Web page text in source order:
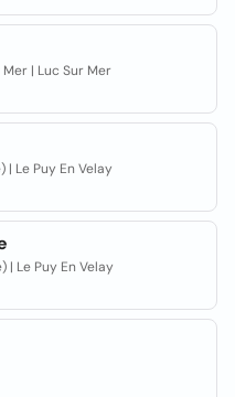
| Luc Sur Mer
| Le Puy En Velay
| Le Puy En Velay